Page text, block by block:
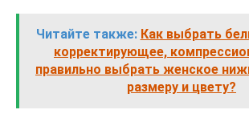
Читайте также: Как выбрать
корректирующее,
правильно выбрать женское
размеру и цвету?